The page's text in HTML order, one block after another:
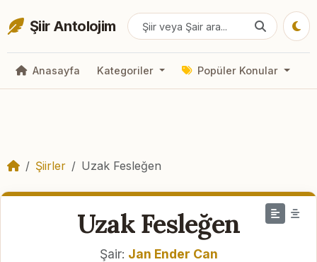
Şiir Antolojim
Anasayfa Kategoriler Popüler Konular
Şiirler Uzak Fesleğen
Uzak Fesleğen
Şair: Jan Ender Can